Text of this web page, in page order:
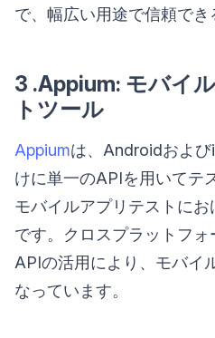
で、幅広い用途で信頼でき
3 .Appium: モバイ
トツール
Appiumは、Androidおよ
けに単一のAPIを用いてテ
モバイルアプリテストに
です。クロスプラットフ
APIの活用により、モバイ
なっています。